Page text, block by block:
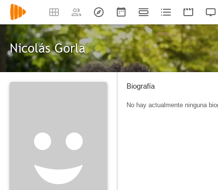
Nicolás Gorla
Biografía
No hay actualmente ninguna